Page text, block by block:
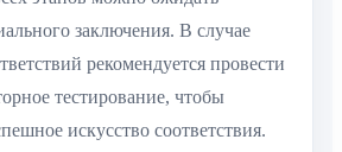
заключения. В случае
рекомендуется провести
тестирование, чтобы
искусство соответствия.